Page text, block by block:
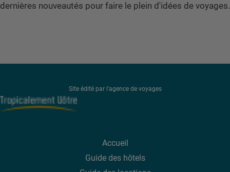
dernières nouveautés pour faire le plein d'idées de voyages.
Site édité par l'agence de voyages
Accueil
Guide des hôtels